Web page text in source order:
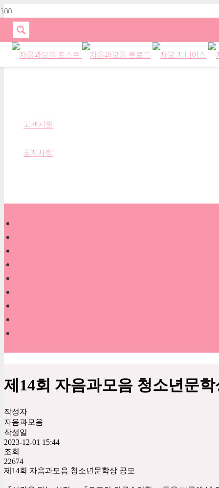
고객지원
공지사항